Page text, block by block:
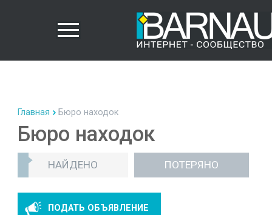
Главная Бюро находок
Бюро находок
НАЙДЕНО ПОТЕРЯНО
ПОДАТЬ ОБЪЯВЛЕНИЕ